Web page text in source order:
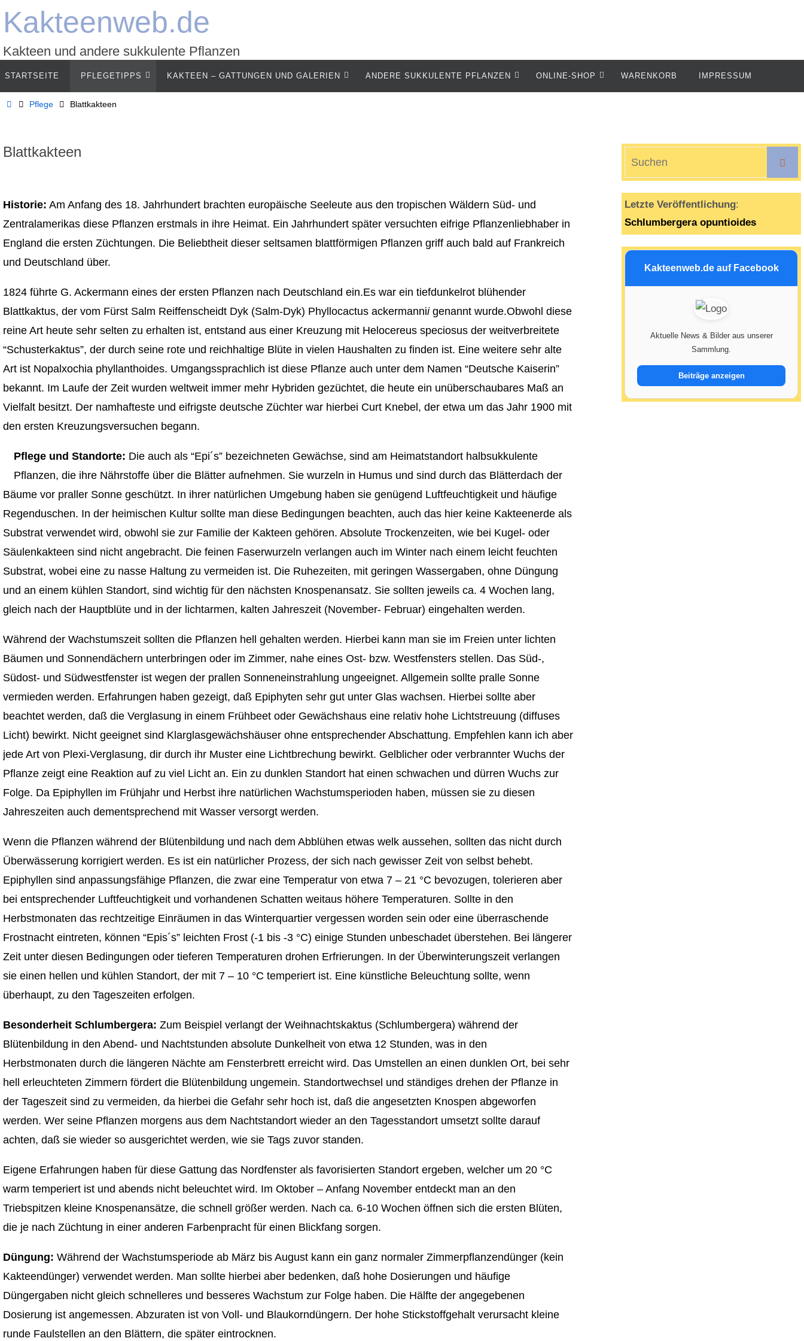
Zum
Inhalt
springen
Kakteenweb.de
Kakteen und andere sukkulente Pflanzen
Inhalt
STARTSEITE PFLEGETIPPS KAKTEEN – GATTUNGEN UND GALERIEN ANDERE SUKKULENTE PFLANZEN ONLINE-SHOP WARENKORB IMPRESSUM
StartPflege Blattkakteen
Blattkakteen
Historie: Am Anfang des 18. Jahrhundert brachten europäische Seeleute aus den tropischen Wäldern Süd- und
Zentralamerikas diese Pflanzen erstmals in ihre Heimat. Ein Jahrhundert später versuchten eifrige Pflanzenliebhaber in
England die ersten Züchtungen. Die Beliebtheit dieser seltsamen blattförmigen Pflanzen griff auch bald auf Frankreich
und Deutschland über.
1824 führte G. Ackermann eines der ersten Pflanzen nach Deutschland ein.Es war ein tiefdunkelrot blühender
Blattkaktus, der vom Fürst Salm Reiffenscheidt Dyk (Salm-Dyk) Phyllocactus ackermanniigenannt wurde.Obwohl diese
reine Art heute sehr selten zu erhalten ist, entstand aus einer Kreuzung mit Helocereus speciosus der weitverbreitete
“Schusterkaktus”, der durch seine rote und reichhaltige Blüte in vielen Haushalten zu finden ist. Eine weitere sehr alte
Art ist Nopalxochia phyllanthoides. Umgangssprachlich ist diese Pflanze auch unter dem Namen “Deutsche Kaiserin”
bekannt. Im Laufe der Zeit wurden weltweit immer mehr Hybriden gezüchtet, die heute ein unüberschaubares Maß an
Vielfalt besitzt. Der namhafteste und eifrigste deutsche Züchter war hierbei Curt Knebel, der etwa um das Jahr 1900 mit
den ersten Kreuzungsversuchen begann.
Pflege und Standorte: Die auch als “Epi´s” bezeichneten Gewächse, sind am Heimatstandort halbsukkulente
Pflanzen, die ihre Nährstoffe über die Blätter aufnehmen. Sie wurzeln in Humus und sind durch das Blätterdach der
Bäume vor praller Sonne geschützt. In ihrer natürlichen Umgebung haben sie genügend Luftfeuchtigkeit und häufige
Regenduschen. In der heimischen Kultur sollte man diese Bedingungen beachten, auch das hier keine Kakteenerde als
Substrat verwendet wird, obwohl sie zur Familie der Kakteen gehören. Absolute Trockenzeiten, wie bei Kugel- oder
Säulenkakteen sind nicht angebracht. Die feinen Faserwurzeln verlangen auch im Winter nach einem leicht feuchten
Substrat, wobei eine zu nasse Haltung zu vermeiden ist. Die Ruhezeiten, mit geringen Wassergaben, ohne Düngung
und an einem kühlen Standort, sind wichtig für den nächsten Knospenansatz. Sie sollten jeweils ca. 4 Wochen lang,
gleich nach der Hauptblüte und in der lichtarmen, kalten Jahreszeit (November- Februar) eingehalten werden.
Während der Wachstumszeit sollten die Pflanzen hell gehalten werden. Hierbei kann man sie im Freien unter lichten
Bäumen und Sonnendächern unterbringen oder im Zimmer, nahe eines Ost- bzw. Westfensters stellen. Das Süd-,
Südost- und Südwestfenster ist wegen der prallen Sonneneinstrahlung ungeeignet. Allgemein sollte pralle Sonne
vermieden werden. Erfahrungen haben gezeigt, daß Epiphyten sehr gut unter Glas wachsen. Hierbei sollte aber
beachtet werden, daß die Verglasung in einem Frühbeet oder Gewächshaus eine relativ hohe Lichtstreuung (diffuses
Licht) bewirkt. Nicht geeignet sind Klarglasgewächshäuser ohne entsprechender Abschattung. Empfehlen kann ich aber
jede Art von Plexi-Verglasung, dir durch ihr Muster eine Lichtbrechung bewirkt. Gelblicher oder verbrannter Wuchs der
Pflanze zeigt eine Reaktion auf zu viel Licht an. Ein zu dunklen Standort hat einen schwachen und dürren Wuchs zur
Folge. Da Epiphyllen im Frühjahr und Herbst ihre natürlichen Wachstumsperioden haben, müssen sie zu diesen
Jahreszeiten auch dementsprechend mit Wasser versorgt werden.
Wenn die Pflanzen während der Blütenbildung und nach dem Abblühen etwas welk aussehen, sollten das nicht durch
Überwässerung korrigiert werden. Es ist ein natürlicher Prozess, der sich nach gewisser Zeit von selbst behebt.
Epiphyllen sind anpassungsfähige Pflanzen, die zwar eine Temperatur von etwa 7 – 21 °C bevozugen, tolerieren aber
bei entsprechender Luftfeuchtigkeit und vorhandenen Schatten weitaus höhere Temperaturen. Sollte in den
Herbstmonaten das rechtzeitige Einräumen in das Winterquartier vergessen worden sein oder eine überraschende
Frostnacht eintreten, können “Epis´s” leichten Frost (-1 bis -3 °C) einige Stunden unbeschadet überstehen. Bei längerer
Zeit unter diesen Bedingungen oder tieferen Temperaturen drohen Erfrierungen. In der Überwinterungszeit verlangen
sie einen hellen und kühlen Standort, der mit 7 – 10 °C temperiert ist. Eine künstliche Beleuchtung sollte, wenn
überhaupt, zu den Tageszeiten erfolgen.
Besonderheit Schlumbergera: Zum Beispiel verlangt der Weihnachtskaktus (Schlumbergera) während der
Blütenbildung in den Abend- und Nachtstunden absolute Dunkelheit von etwa 12 Stunden, was in den
Herbstmonaten durch die längeren Nächte am Fensterbrett erreicht wird. Das Umstellen an einen dunklen Ort, bei sehr
hell erleuchteten Zimmern fördert die Blütenbildung ungemein. Standortwechsel und ständiges drehen der Pflanze in
der Tageszeit sind zu vermeiden, da hierbei die Gefahr sehr hoch ist, daß die angesetzten Knospen abgeworfen
werden. Wer seine Pflanzen morgens aus dem Nachtstandort wieder an den Tagesstandort umsetzt sollte darauf
achten, daß sie wieder so ausgerichtet werden, wie sie Tags zuvor standen.
Eigene Erfahrungen haben für diese Gattung das Nordfenster als favorisierten Standort ergeben, welcher um 20 °C
warm temperiert ist und abends nicht beleuchtet wird. Im Oktober – Anfang November entdeckt man an den
Triebspitzen kleine Knospenansätze, die schnell größer werden. Nach ca. 6-10 Wochen öffnen sich die ersten Blüten,
die je nach Züchtung in einer anderen Farbenpracht für einen Blickfang sorgen.
Düngung: Während der Wachstumsperiode ab März bis August kann ein ganz normaler Zimmerpflanzendünger (kein
Kakteendünger) verwendet werden. Man sollte hierbei aber bedenken, daß hohe Dosierungen und häufige
Düngergaben nicht gleich schnelleres und besseres Wachstum zur Folge haben. Die Hälfte der angegebenen
Dosierung ist angemessen. Abzuraten ist von Voll- und Blaukorndüngern. Der hohe Stickstoffgehalt verursacht kleine
runde Faulstellen an den Blättern, die später eintrocknen.
Letzte Veröffentlichung:
Schlumbergera opuntioides
Kakteenweb.de auf Facebook
Aktuelle News & Bilder aus unserer
Sammlung.
Beiträge anzeigen